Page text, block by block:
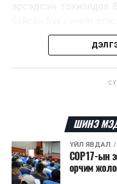
эрсэдсэн тохиолдол
Албаныхны
шатаасан гэх
шалтгааныг
аянгын улмаас
Одоогоор АНУ даяар
хээрийн түймэр
ШИНЭ
ҮЙЛ ЯВДАЛ
COP17-ын
орчим